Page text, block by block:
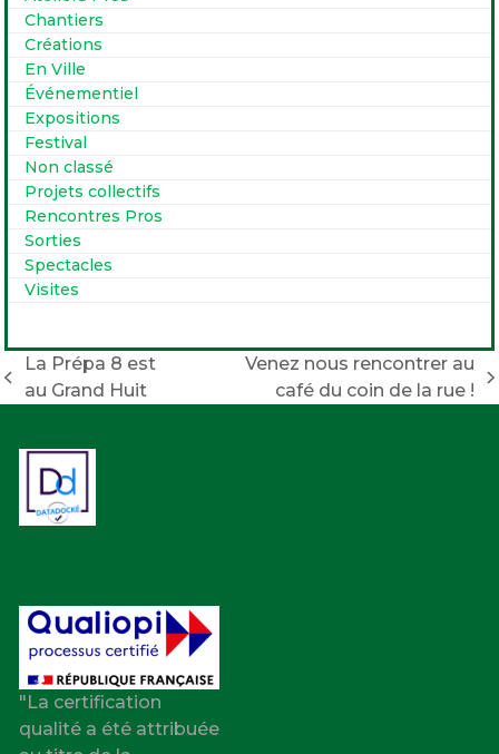
Chantiers
Créations
En Ville
Événementiel
Expositions
Festival
Non classé
Projets collectifs
Rencontres Pros
Sorties
Spectacles
Visites
previous
La Prépa 8 est
au Grand Huit
Venez nous rencontrer au
café du coin de la rue !
"La certification
qualité a été attribuée